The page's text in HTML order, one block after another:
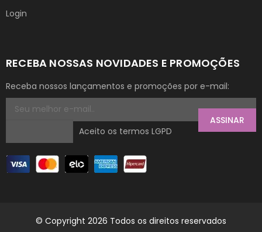
Login
RECEBA NOSSAS NOVIDADES E PROMOÇÕES
Receba nossos lançamentos e promoções por e-mail:
ASSINAR
Aceito os termos LGPD
© Copyright 2026 Todos os direitos reservados